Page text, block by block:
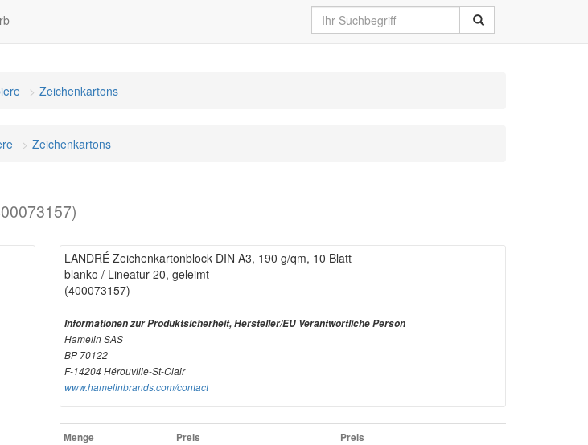
Zeichenkartons
Zeichenkartons
LANDRÉ Zeichenkartonblock DIN A3, 190 g/qm, 10 Blatt
blanko / Lineatur 20, geleimt
(400073157)
Informationen zur Produktsicherheit, Hersteller/EU Verantwortliche Person
Hamelin SAS
BP 70122
F-14204 Hérouville-St-Clair
www.hamelinbrands.com/contact
Menge
Preis
Preis